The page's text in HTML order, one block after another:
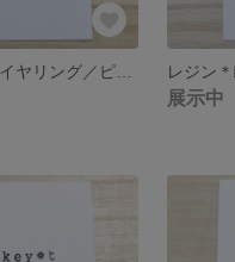
レジン＊虹のイヤリング／ピアス
展示中